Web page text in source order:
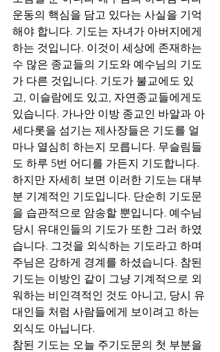
운동의 핵심을 담고 있다는 사실을 기억
해야 합니다. 기도는 자녀가 아버지에게
하는 것입니다. 이것이 세상에 존재하는
수 많은 종교들의 기도와 예수님의 기도
가 다른 것입니다. 기도가 불교에도 있
고, 이슬람에도 있고, 자연종교들에게도
있습니다. 가나안 이방 종교인 바알과 아
세다롯을 섬기는 제사장들은 기도를 얼
마나 열심히 하는지 모릅니다. 무슬림들
도 하루 5번 어디를 가든지 기도합니다.
하지만 자세히 보면 이러한 기도는 대부
분 기계적인 기도입니다. 단순히 기도문
을 습관적으로 암송할 뿐입니다. 예수님
당시 유대인들의 기도가 또한 그러 하였
습니다. 그것을 외식하는 기도라고 하며
주님은 강하게 경계를 하셨습니다. 참된
기도는 이방인 같이 그냥 기계적으로 외
워하는 비인격적인 것도 아니고, 당시 유
대인들 처럼 사람들에게 보이려고 하는
외식도 아닙니다.
참된 기도는 오늘 주기도문의 첫 부분을